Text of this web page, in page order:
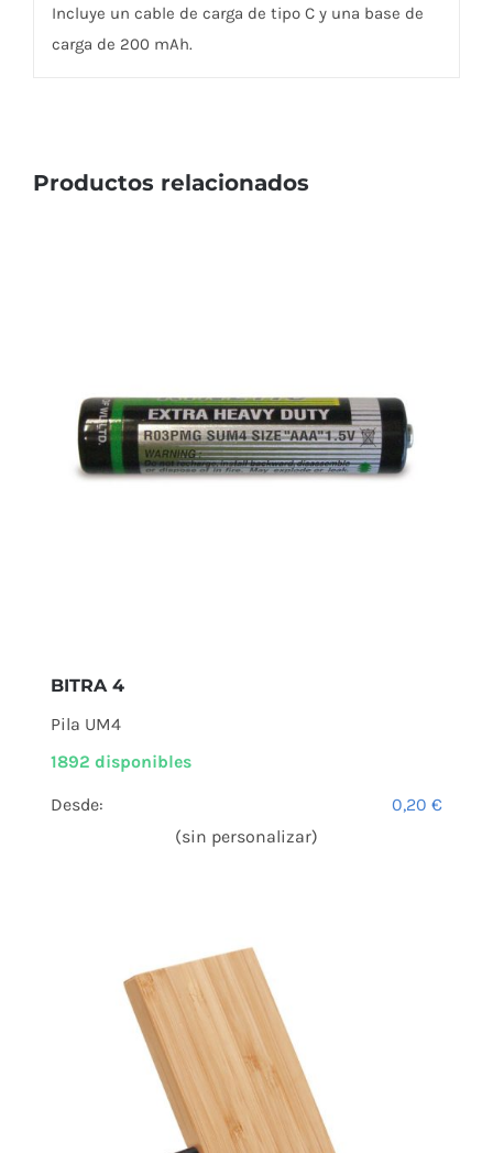
Incluye un cable de carga de tipo C y una base de
carga de 200 mAh.
Productos relacionados
BITRA 4
Pila UM4
1892 disponibles
Desde: 0,20€
(sin personalizar)